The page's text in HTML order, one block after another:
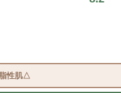
脂性肌△